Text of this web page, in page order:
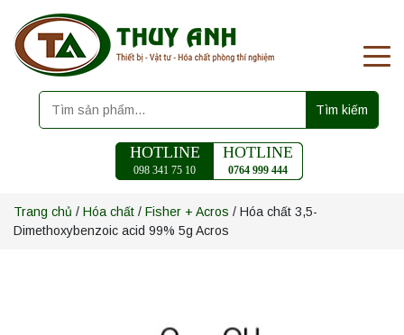
Tìm kiếm
HOTLINE
098 341 75 10
HOTLINE
0764 999 444
Trang chủ / Hóa chất / Fisher + Acros / Hóa chất 3,5-
Dimethoxybenzoic acid 99% 5g Acros